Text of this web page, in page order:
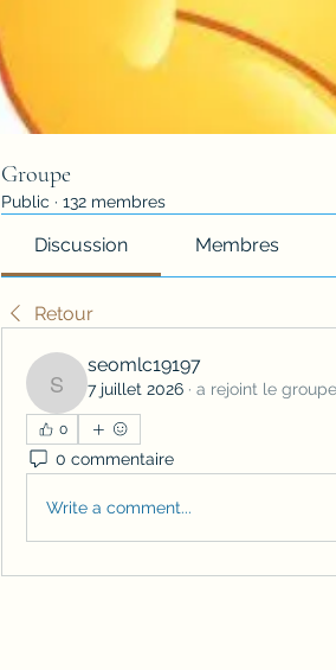
Groupe
Public · 132 membres
Discussion Membres
Retour
seomlc19197
seomlc19197
7 juillet 2026 · a rejoint le
0
0 commentaire
Write a comment...